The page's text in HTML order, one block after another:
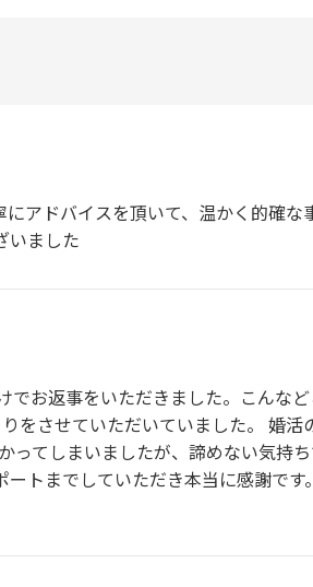
アドバイスを頂いて、温かく的確な
いました
お返事をいただきました。こんな
をさせていただいていました。 婚
てしまいましたが、諦めない気持
トまでしていただき本当に感謝で